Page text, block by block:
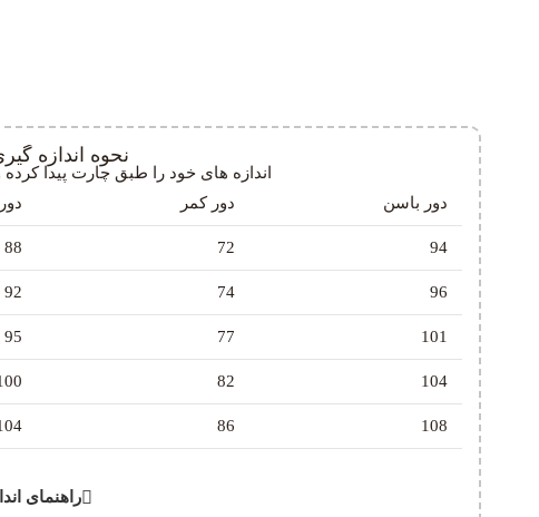
نحوه اندازه
اندازه های خود را طبق چارت پیدا کرده
دور باسن
دور کمر
94
72
88
96
74
92
101
77
95
104
82
108
86
راهنمای